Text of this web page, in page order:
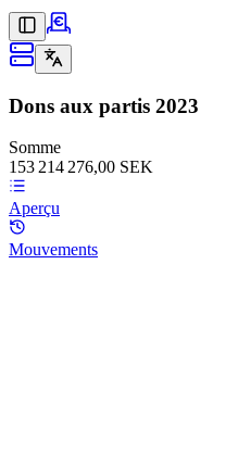
Dons aux partis 2023
Somme
153 214 276,00 SEK
Aperçu
Mouvements